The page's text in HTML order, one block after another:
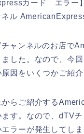
カード エラー
ル
ャンネルのお店で
ました。なので、今
因をいくつかご紹
からご紹介する
ます。なので、dTV
ラーが発生してし